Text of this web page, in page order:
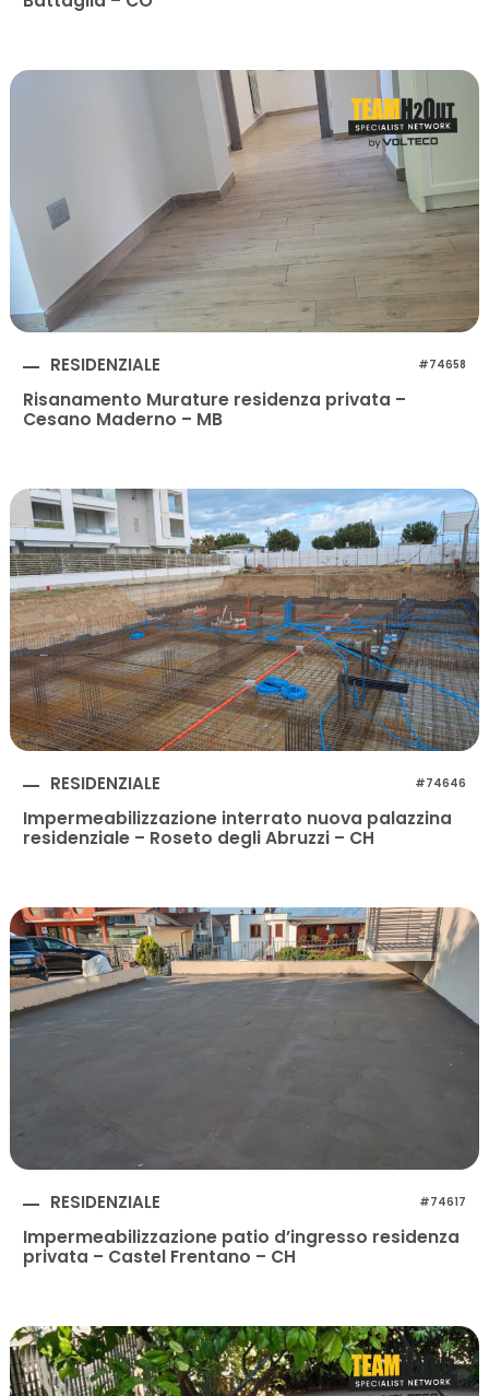
RESIDENZIALE #74658
Risanamento Murature residenza privata –
Cesano Maderno – MB
RESIDENZIALE #74646
Impermeabilizzazione interrato nuova palazzina
residenziale – Roseto degli Abruzzi – CH
RESIDENZIALE #74617
Impermeabilizzazione patio d’ingresso residenza
privata – Castel Frentano – CH